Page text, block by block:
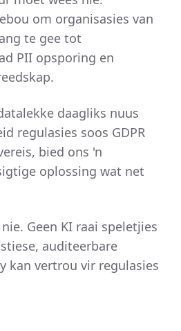
om organisasies van
te gee tot
PII opsporing en
daagliks nuus
regulasies soos GDPR
bied ons 'n
oplossing wat net
Geen KI raai speletjies
auditeerbare
kan vertrou vir regulasies